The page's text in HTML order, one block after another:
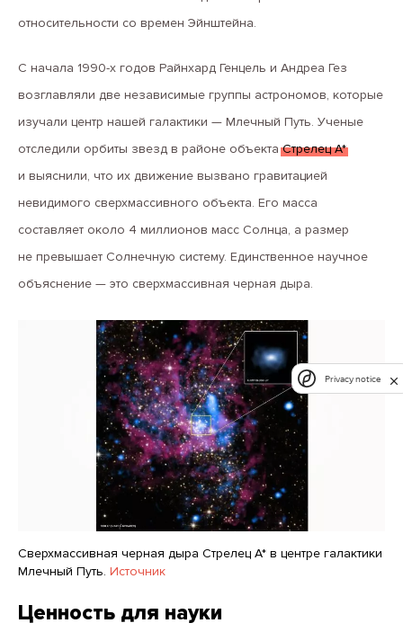
относительности со времен Эйнштейна.
С начала 1990-х годов Райнхард Генцель и Андреа Гез
возглавляли две независимые группы астрономов, которые
изучали центр нашей галактики — Млечный Путь. Ученые
отследили орбиты звезд в районе объектаСтрелец А*
и выяснили, что их движение вызвано гравитацией
невидимого сверхмассивного объекта. Его масса
составляет около 4 миллионов масс Солнца, а размер
не превышает Солнечную систему. Единственное научное
объяснение — это сверхмассивная черная дыра.
Сверхмассивная черная дыра Стрелец A* в центре галактики
Млечный Путь. Источник
Ценность для науки
Privacy notice